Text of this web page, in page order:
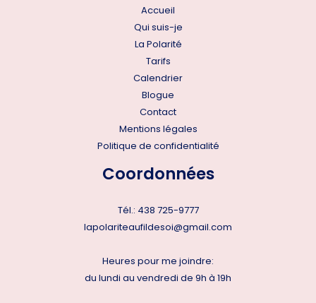
Accueil
Qui suis-je
La Polarité
Tarifs
Calendrier
Blogue
Contact
Mentions légales
Politique de confidentialité
Coordonnées
Tél.: 438 725-9777
lapolariteaufildesoi@gmail.com
Heures pour me joindre:
du lundi au vendredi de 9h à 19h